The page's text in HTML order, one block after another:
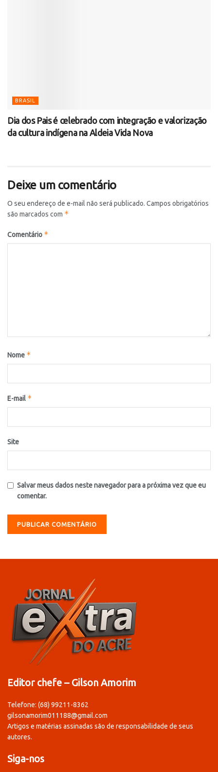
BRASIL
Dia dos Pais é celebrado com integração e valorização
da cultura indígena na Aldeia Vida Nova
Deixe um comentário
O seu endereço de e-mail não será publicado. Campos obrigatórios
são marcados com *
Comentário *
Nome *
E-mail *
Site
Salvar meus dados neste navegador para a próxima vez que eu
comentar.
Editor chefe – Gilson Amorim
Telefone: (68) 99211-8362
gilsonamorim011188@gmail.com
Artigos e matérias assinadas são de responsabilidade de seus
autores.
Siga-nos